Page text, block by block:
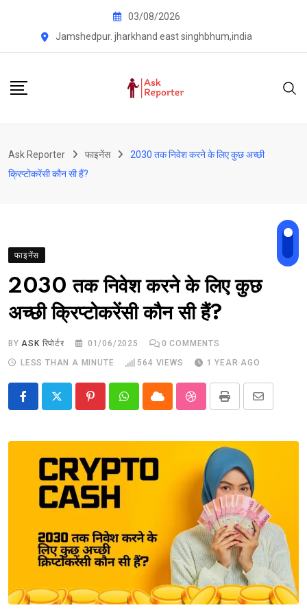
03/08/2026
Jamshedpur. jharkhand east singhbhum,india
Ask Reporter फाइनेंस
2030 तक निवेश करने के लिए कुछ अच्छी
क्रिप्टोकरेंसी कौन सी हैं?
फाइनेंस
2030 तक निवेश करने के लिए कुछ
अच्छी क्रिप्टोकरेंसी कौन सी हैं?
BY ASK रिपोर्टर 01/06/2025 0 COMMENTS
LESS THAN A MINUTE
564 VIEWS 1 YEAR AGO
PinterestWhatsappCloud StumbleUpon
Print
Share
Email